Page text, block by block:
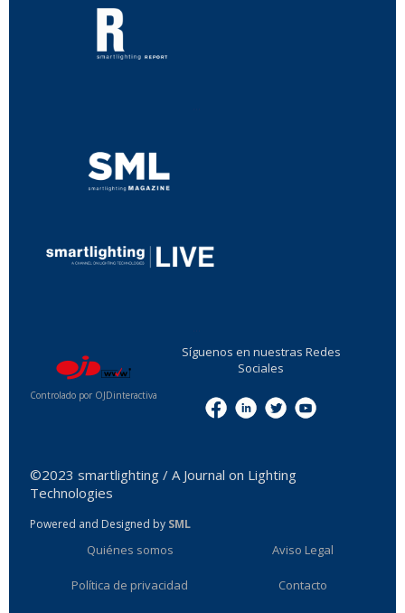
Controlado por OJDinteractiva
Síguenos en nuestras Redes
Sociales
©2023 smartlighting / A Journal on Lighting
Technologies
Powered and Designed by SML
Quiénes somos Aviso Legal
Política de privacidad Contacto